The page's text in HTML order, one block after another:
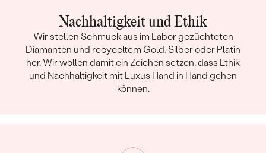
Nachhaltigkeit und Ethik
Wir stellen Schmuck aus im Labor gezüchteten
Diamanten und recyceltem Gold, Silber oder Platin
her. Wir wollen damit ein Zeichen setzen, dass Ethik
und Nachhaltigkeit mit Luxus Hand in Hand gehen
können.